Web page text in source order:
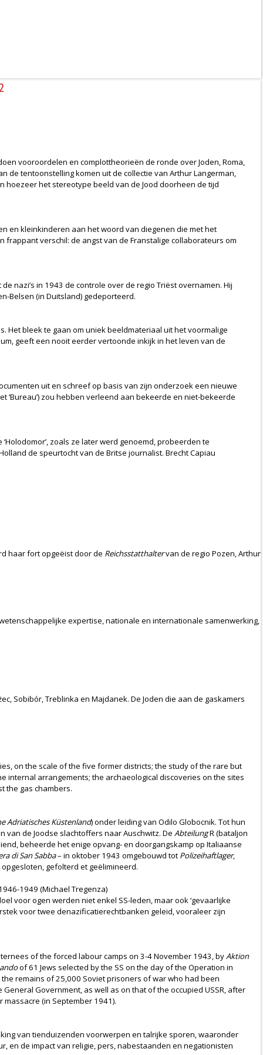
vooroordelen en complottheorieën de ronde over Joden, Roma,
de tentoonstelling komen uit de collectie van Arthur Langerman,
het stereotype beeld van de Jood doorheen de tijd
en kleinkinderen aan het woord van diegenen die met het
frappant verschil: de angst van de Franstalige collaborateurs om
nazi’s in 1943 de controle over de regio Triëst overnamen. Hij
Belsen (in Duitsland) gedeporteerd.
Het bleek te gaan om uniek beeldmateriaal uit het voormalige
geeft een nooit eerder vertoonde inkijk in het leven van de
uit en schreef op basis van zijn onderzoek een nieuwe
‘Bureau’) zou hebben verleend aan bekeerde en niet-bekeerde
zoals ze later werd genoemd, probeerden te
de speurtocht van de Britse journalist. Brecht Capiau
haar fort opgeëist door de Reichsstatthaltervan de regio Pozen, Arthur
expertise, nationale en internationale samenwerking,
Sobibór, Treblinka en Majdanek. De Joden die aan de gaskamers
on the scale of the five former districts; the study of the rare but
internal arrangements; the archaeological discoveries on the sites
the gas chambers.
Adriatisches Küstenland) onder leiding van Odilo Globocnik. Tot hun
de Joodse slachtoffers naar Auschwitz. De AbteilungR (bataljon
beheerde het enige opvang- en doorgangskamp op Italiaanse
di San Sabba– in oktober 1943 omgebouwd tot Polizeihaftlager,
gefolterd et geëlimineerd.
1949 (Michael Tregenza)
voor ogen werden niet enkel SS-leden, maar ook ‘gevaarlijke
voor twee denazificatierechtbanken geleid, vooraleer zijn
of the forced labour camps on 3-4 November 1943, byAktion
of 61 Jews selected by the SS on the day of the Operation in
remains of 25,000 Soviet prisoners of war who had been
Government, as well as on that of the occupied USSR, after
(in September 1941).
van tienduizenden voorwerpen en talrijke sporen, waaronder
en de impact van religie, pers, nabestaanden en negationisten